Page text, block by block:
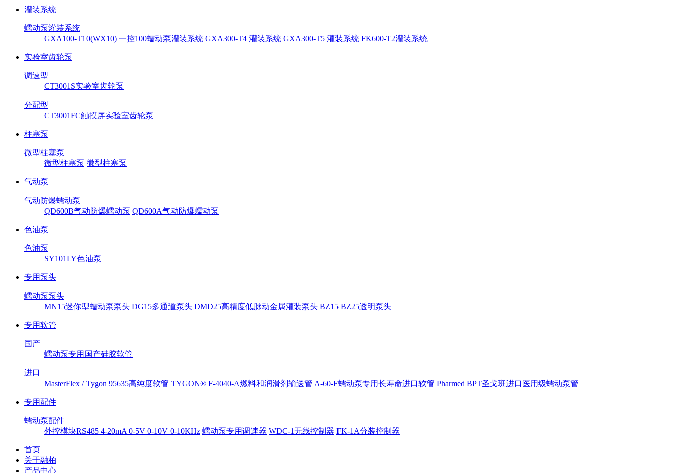
灌装系统
蠕动泵灌装系统
GXA100-T10(WX10) 一控100蠕动泵灌装系统 GXA300-T4 灌装系统 GXA300-T5 灌装系统 FK600-T2灌装系统
实验室齿轮泵
调速型
CT3001S实验室齿轮泵
分配型
CT3001FC触摸屏实验室齿轮泵
柱塞泵
微型柱塞泵
微型柱塞泵 微型柱塞泵
气动泵
气动防爆蠕动泵
QD600B气动防爆蠕动泵 QD600A气动防爆蠕动泵
色油泵
色油泵
SY101LY色油泵
专用泵头
蠕动泵泵头
MN15迷你型蠕动泵泵头 DG15多通道泵头 DMD25高精度低脉动金属灌装泵头 BZ15 BZ25透明泵头
专用软管
国产
蠕动泵专用国产硅胶软管
进口
MasterFlex / Tygon 95635高纯度软管 TYGON® F-4040-A燃料和润滑剂输送管 A-60-F蠕动泵专用长寿命进口软管 Pharmed BPT圣戈班进口医用级蠕动泵管
专用配件
蠕动泵配件
外控模块RS485 4-20mA 0-5V 0-10V 0-10KHz 蠕动泵专用调速器 WDC-1无线控制器 FK-1A分装控制器
首页
关于融柏
产品中心